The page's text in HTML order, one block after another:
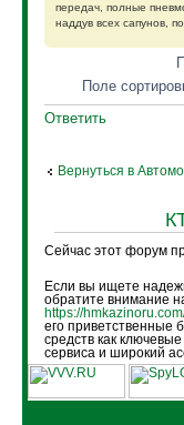
передач, полные
наддув всех сапунов,
Поле
Ответить
Вернуться в
Сейчас этот форум
Если вы ищете
обратите внимание
https://
его приветственные
средств как
сервиса и широкий